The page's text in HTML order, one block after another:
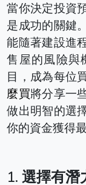
當你決定投資
是成功的關鍵。
能隨著建設進
售屋的風險與
目，成為每位
麼買將分享一
做出明智的選
你的資金獲得最
1.選擇有潛